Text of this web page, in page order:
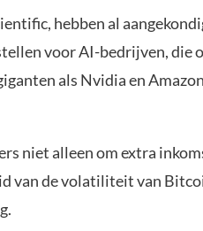
hebben al
voor AI-bedrijven, die
als Nvidia en
niet alleen om extra
van de volatiliteit van